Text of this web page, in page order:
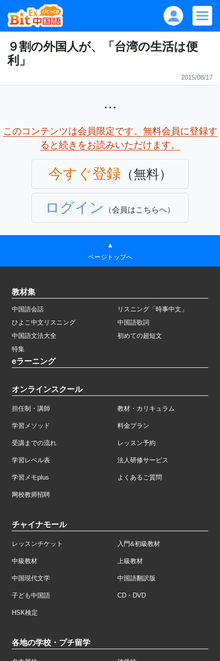
９割の外国人が、「台湾の生活は便
利」
2015/08/17
...
このコンテンツは会員限定です。無料会員に登録す
ると続きをお読みいただけます。
今すぐ登録 （無料）
ログイン （会員はこちらへ）
▲
ページトップへ
教材集
中国語会話
リスニング「時事中文」
ひよこ中文リスニング
中国語歌詞
中国語文法大全
初めての超短文
特集
eラーニング
オンラインスクール
担任制・講師 教材・カリキュラム
学習メソッド 料金プラン
受講までの流れ レッスン予約
学習レベル表 法人研修サービス
学習メモplus よくあるご質問
网校教师招聘
チャイナモール
レッスンチケット 入門&初級教材
中級教材 上級教材
中国現代文学 中国語翻訳版
子ども中国語 CD・DVD
HSK検定
各地の学校・プチ留学